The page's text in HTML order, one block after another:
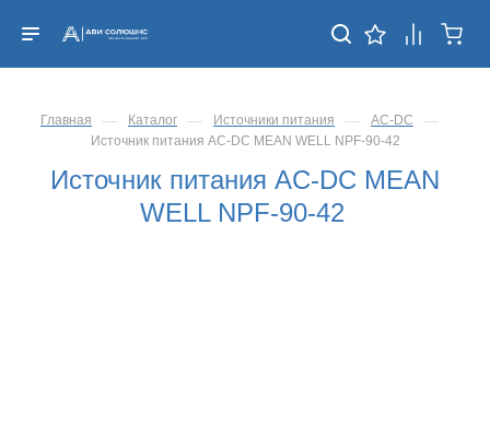
Главная — Каталог — Источники питания — AC-DC —
Источник питания AC-DC MEAN WELL NPF-90-42
Источник питания AC-DC MEAN
WELL NPF-90-42